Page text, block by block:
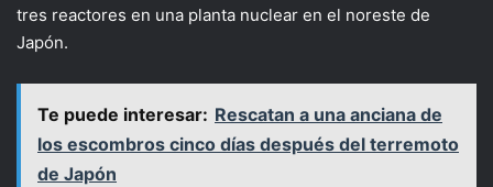
tres reactores en una planta nuclear en el noreste de
Japón.
Te puede interesar: Rescatan a una anciana de
los escombros cinco días después del terremoto
de Japón